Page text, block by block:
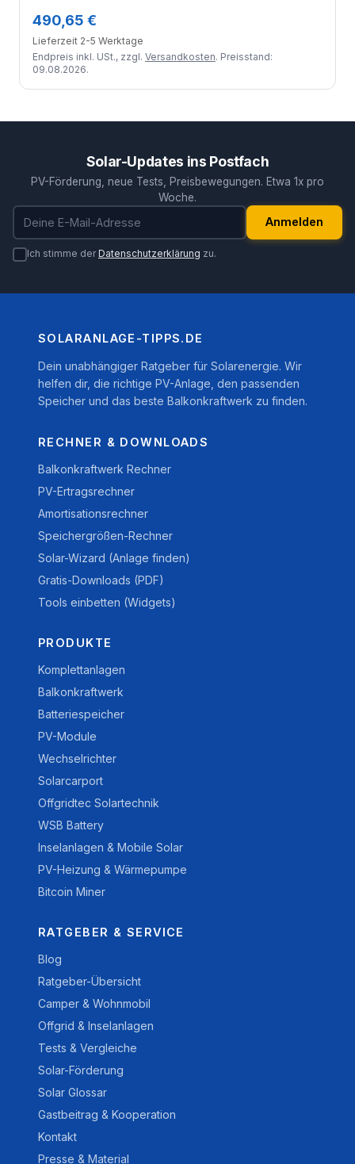
490,65 €
Lieferzeit 2-5 Werktage
Endpreis inkl. USt., zzgl. Versandkosten. Preisstand:
09.08.2026.
Solar-Updates ins Postfach
PV-Förderung, neue Tests, Preisbewegungen. Etwa 1x pro
Woche.
E-Mail-Adresse
Anmelden
Ich stimme derDatenschutzerklärung zu.
SOLARANLAGE-TIPPS.DE
Dein unabhängiger Ratgeber für Solarenergie. Wir
helfen dir, die richtige PV-Anlage, den passenden
Speicher und das beste Balkonkraftwerk zu finden.
RECHNER & DOWNLOADS
Balkonkraftwerk Rechner
PV-Ertragsrechner
Amortisationsrechner
Speichergrößen-Rechner
Solar-Wizard (Anlage finden)
Gratis-Downloads (PDF)
Tools einbetten (Widgets)
PRODUKTE
Komplettanlagen
Balkonkraftwerk
Batteriespeicher
PV-Module
Wechselrichter
Solarcarport
Offgridtec Solartechnik
WSB Battery
Inselanlagen & Mobile Solar
PV-Heizung & Wärmepumpe
Bitcoin Miner
RATGEBER & SERVICE
Blog
Ratgeber-Übersicht
Camper & Wohnmobil
Offgrid & Inselanlagen
Tests & Vergleiche
Solar-Förderung
Solar Glossar
Gastbeitrag & Kooperation
Kontakt
Presse & Material